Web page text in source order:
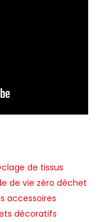
de tissus
de vie zéro déchet
accessoires
décoratifs